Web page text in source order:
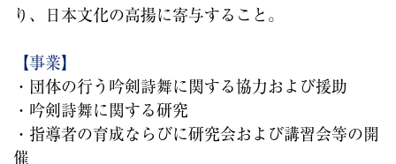
り、日本文化の高揚に寄与すること。
【事業】
・団体の行う吟剣詩舞に関する協力および援助
・吟剣詩舞に関する研究
・指導者の育成ならびに研究会および講習会等の開
催